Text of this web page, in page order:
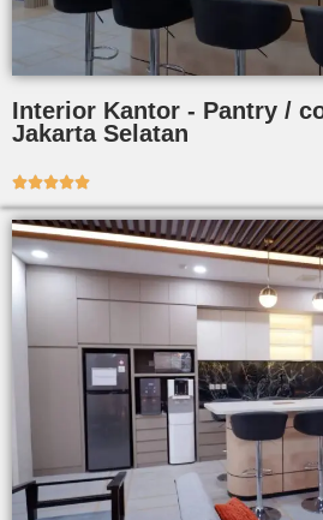
Interior Kantor - Pantry /
Jakarta Selatan
